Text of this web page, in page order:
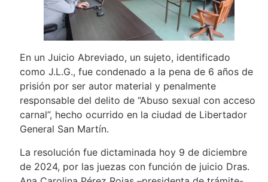
En un Juicio Abreviado, un sujeto, identificado
como J.L.G., fue condenado a la pena de 6 años de
prisión por ser autor material y penalmente
responsable del delito de “Abuso sexual con acceso
carnal”, hecho ocurrido en la ciudad de Libertador
General San Martín.
La resolución fue dictaminada hoy 9 de diciembre
de 2024, por las juezas con función de juicio Dras.